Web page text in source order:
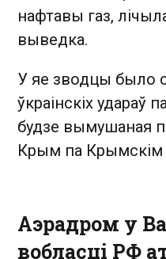
нафтавы газ,
выведка.
У яе зводцы было
ўкраінскіх удараў
будзе вымушаная
Крым па Крымскім
Аэрадром у
вобласці РФ